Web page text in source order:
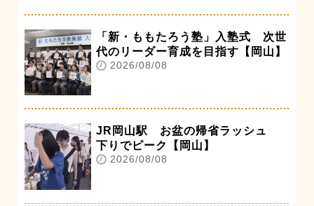
「新・ももたろう塾」入塾式 次世
代のリーダー育成を目指す【岡山】
2026/08/08
JR岡山駅 お盆の帰省ラッシュ
下りでピーク【岡山】
2026/08/08